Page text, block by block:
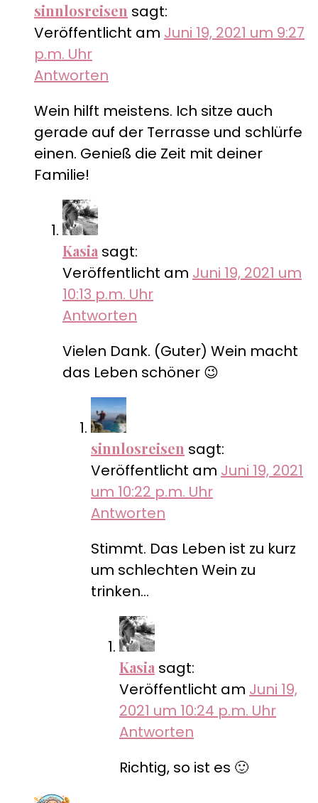
sinnlosreisen sagt:
Veröffentlicht am Juni 19, 2021 um 9:27
p.m. Uhr
Antworten
Wein hilft meistens. Ich sitze auch
gerade auf der Terrasse und schlürfe
einen. Genieß die Zeit mit deiner
Familie!
Kasia sagt:
Veröffentlicht am Juni 19, 2021 um
10:13 p.m. Uhr
Antworten
Vielen Dank. (Guter) Wein macht
das Leben schöner 😉
sinnlosreisen sagt:
Veröffentlicht am Juni 19, 2021
um 10:22 p.m. Uhr
Antworten
Stimmt. Das Leben ist zu kurz
um schlechten Wein zu
trinken…
Kasia sagt:
Veröffentlicht am Juni 19,
2021 um 10:24 p.m. Uhr
Antworten
Richtig, so ist es 🙂